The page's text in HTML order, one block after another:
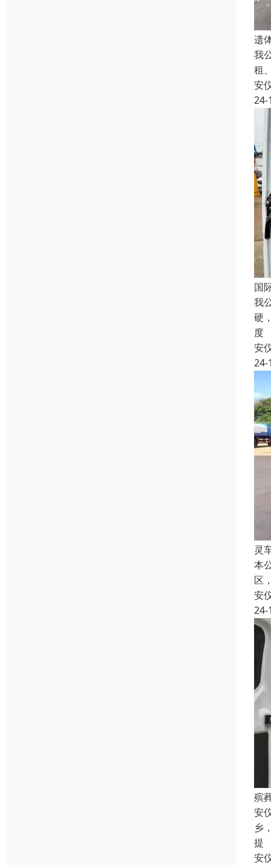
遗
我
租
安
24-
国
我
硬
度
安
24-
灵
本
区
安
24-
殡
安
乡
提
安